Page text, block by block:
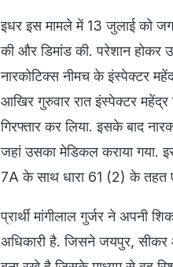
इधर इस मामले में 13 जुलाई को
की और डिमांड की. परेशान
नारकोटिक्स नीमच के इंस्पेक्टर
आखिर गुरुवार रात इंस्पेक्टर
गिरफ्तार कर लिया. इसके बाद
जहां उसका मेडिकल कराया गया.
7A के साथ धारा 61 (2) के तहत
प्रार्थी मांगीलाल गुर्जर ने अपनी
अधिकारी है. जिसने जयपुर, सीकर